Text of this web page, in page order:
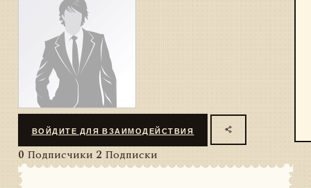
ВОЙДИТЕ ДЛЯ ВЗАИМОДЕЙСТВИЯ
0 Подписчики 2 Подписки